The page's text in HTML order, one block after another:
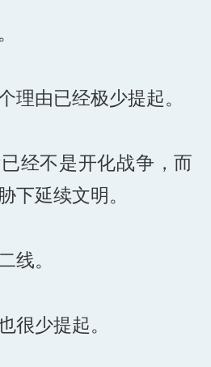
理由已经极少提起。
经不是开化战争，而
下延续文明。
线。
很少提起。